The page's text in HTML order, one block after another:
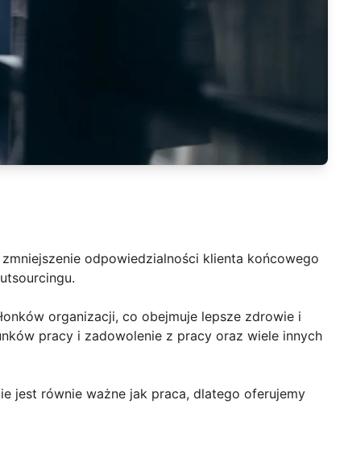
odpowiedzialności klienta końcowego
organizacji, co obejmuje lepsze zdrowie i
pracy i zadowolenie z pracy oraz wiele innych
jest równie ważne jak praca, dlatego oferujemy